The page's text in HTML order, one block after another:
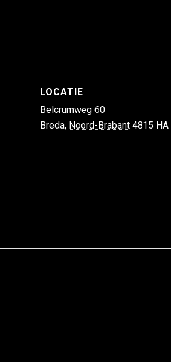
LOCATIE
Belcrumweg 60
Breda, Noord-Brabant 4815 HA